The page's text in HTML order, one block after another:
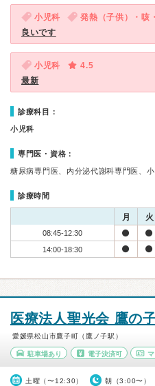
小児科 発熱（子供）・咳
良いです
小児科
4.5
最新
診療科目：
小児科
専門医・資格：
糖尿病専門医、内分泌代謝科専門医、
診療時間
月 火
08:45-12:30
14:00-18:30
医療法人聖光会 鷹の
愛媛県松山市鷹子町（鷹ノ子駅）
駐車場あり 電子決済可
土曜（〜12:30） 朝（3:00〜）